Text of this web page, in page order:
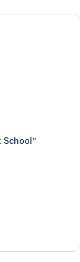
School”